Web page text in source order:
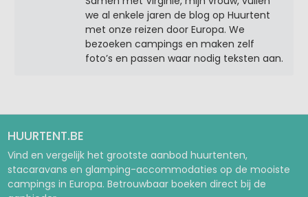
we al enkele jaren de blog op Huurtent
met onze reizen door Europa. We
bezoeken campings en maken zelf
foto’s en passen waar nodig teksten aan.
HUURTENT.BE
Vind en vergelijk het grootste aanbod huurtenten,
stacaravans en glamping-accommodaties op de mooiste
campings in Europa. Betrouwbaar boeken direct bij de